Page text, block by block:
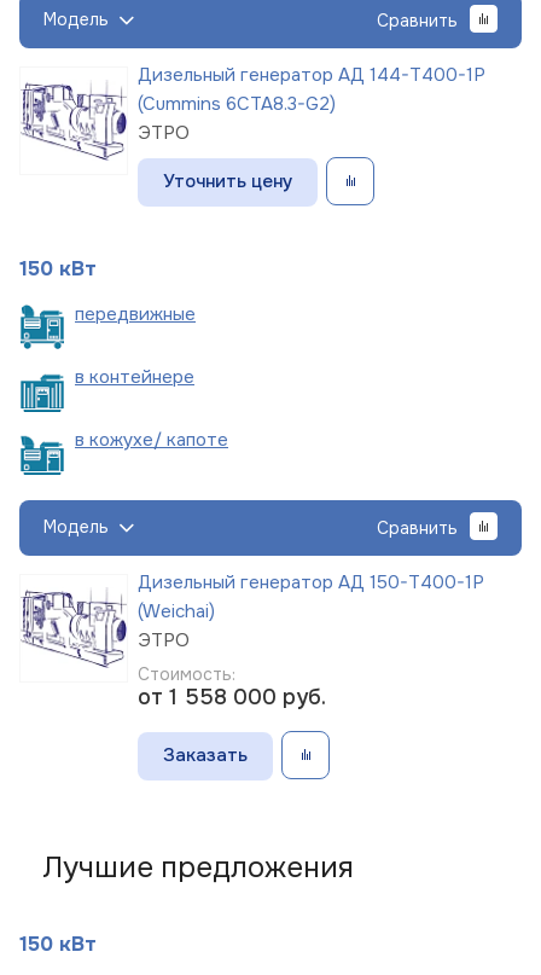
Модель Сравнить
Дизельный генератор АД 144-Т400-1Р
(Cummins 6CTA8.3-G2)
ЭТРО
Уточнить цену
150 кВт
передвижные
в контейнере
в кожухе/ капоте
Модель Сравнить
Дизельный генератор АД 150-Т400-1Р
(Weichai)
ЭТРО
Стоимость:
от 1 558 000 руб.
Заказать
Лучшие предложения
150 кВт